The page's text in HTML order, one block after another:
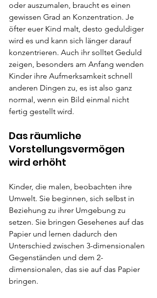
oder auszumalen, braucht es einen
gewissen Grad an Konzentration. Je
öfter euer Kind malt, desto geduldiger
wird es und kann sich länger darauf
konzentrieren. Auch ihr solltet Geduld
zeigen, besonders am Anfang wenden
Kinder ihre Aufmerksamkeit schnell
anderen Dingen zu, es ist also ganz
normal, wenn ein Bild einmal nicht
fertig gestellt wird.
Das räumliche
Vorstellungsvermögen
wird erhöht
Kinder, die malen, beobachten ihre
Umwelt. Sie beginnen, sich selbst in
Beziehung zu ihrer Umgebung zu
setzen. Sie bringen Gesehenes auf das
Papier und lernen dadurch den
Unterschied zwischen 3-dimensionalen
Gegenständen und dem 2-
dimensionalen, das sie auf das Papier
bringen.